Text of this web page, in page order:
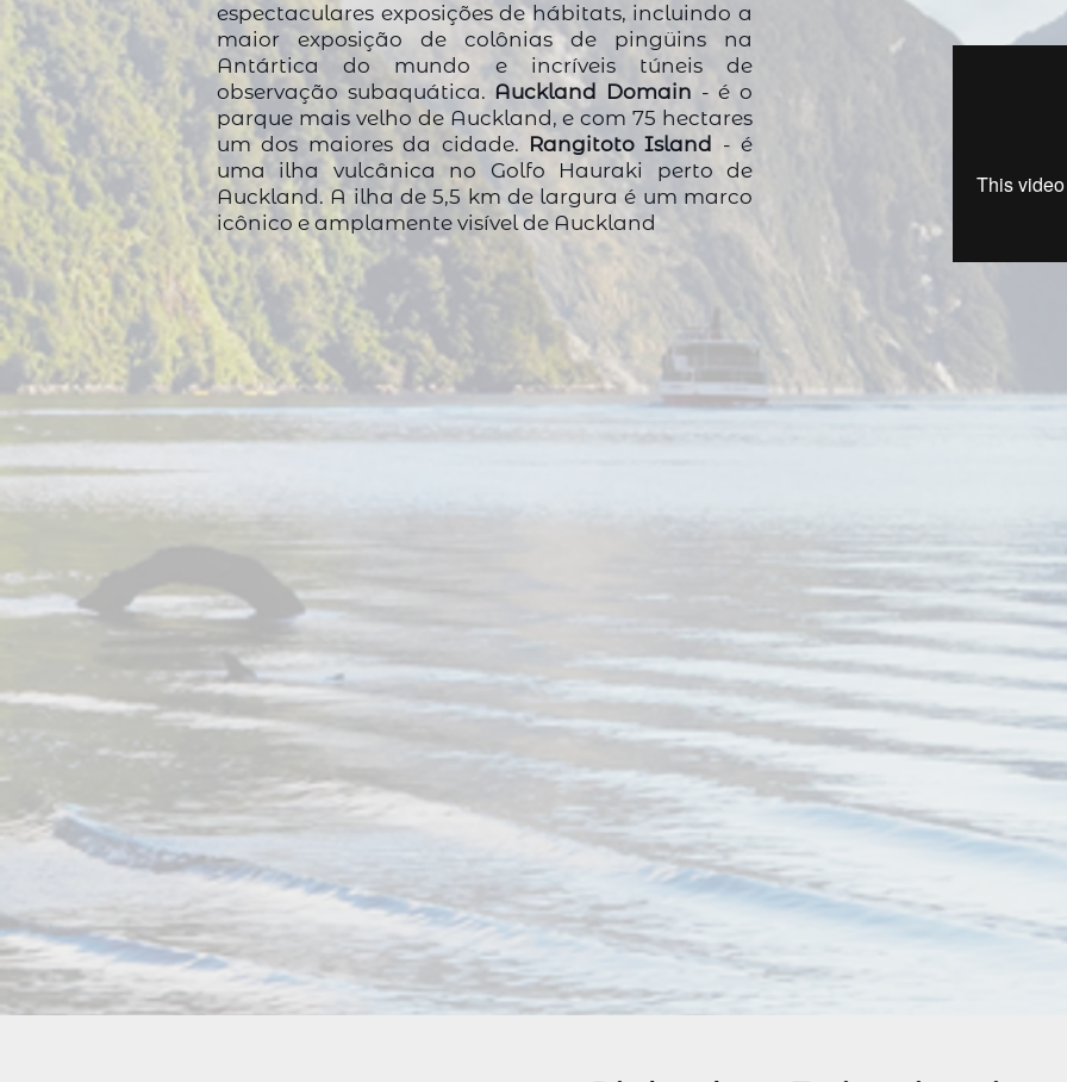
espectaculares exposições de hábitats, incluindo a
maior exposição de colônias de pingüins na
Antártica do mundo e incríveis túneis de
observação subaquática. Auckland Domain - é o
parque mais velho de Auckland, e com 75 hectares
um dos maiores da cidade. Rangitoto Island
- é
uma ilha vulcânica no Golfo Hauraki perto de
Auckland. A ilha de 5,5 km de largura é um marco
icônico e amplamente visível de Auckland